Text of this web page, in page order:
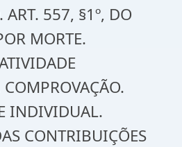
ART. 557, §1º, DO
MORTE.
INDIVIDUAL.
CONTRIBUIÇÕES